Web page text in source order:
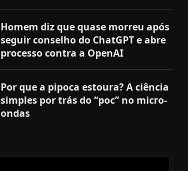
Homem diz que quase morreu após
seguir conselho do ChatGPT e abre
processo contra a OpenAI
Por que a pipoca estoura? A ciência
simples por trás do “poc” no micro-
ondas